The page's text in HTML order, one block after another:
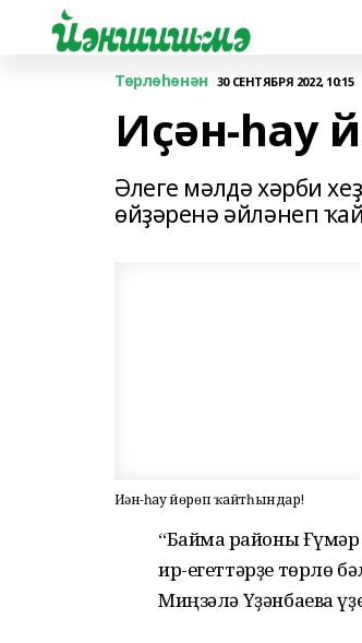
Төрлөһөнән 30 СЕНТЯБРЯ 2022, 10:15
Иҫән-һау
Әлеге мәлдә хәрби
өйҙәренә әйләнеп
Иҫән-һау йөрөп ҡайтһындар!
“Баймаҡ районы
ир-егеттәрҙе төрлө
Миңзәлә Үҙәнбаева